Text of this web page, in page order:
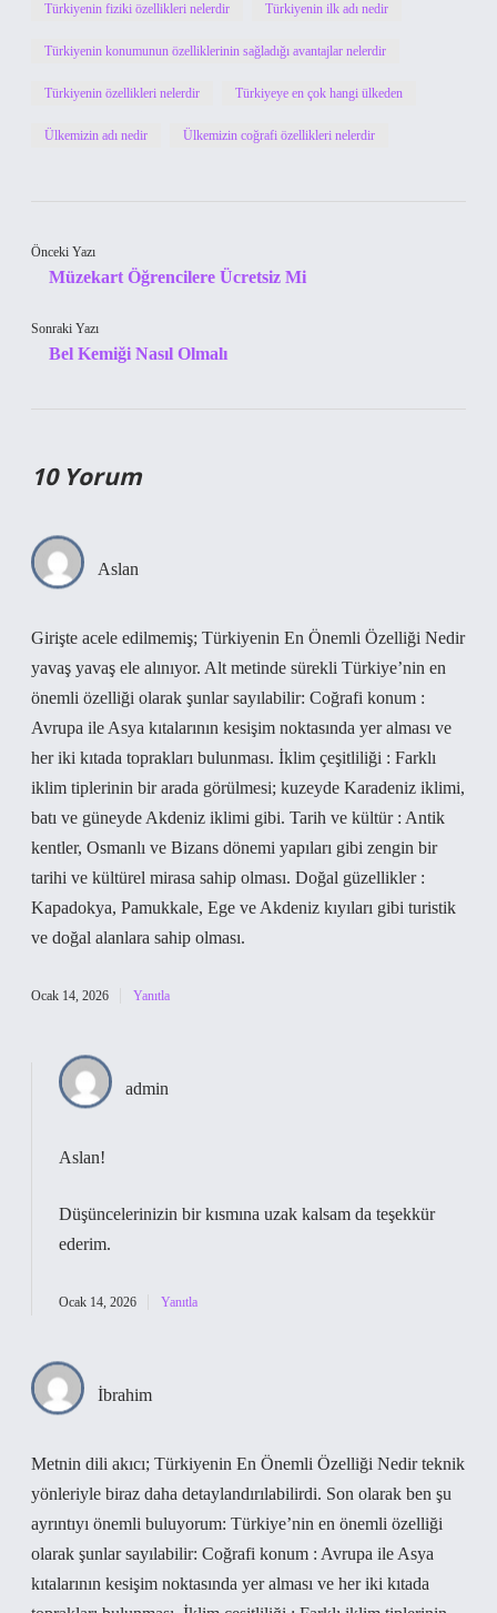
Türkiyenin fiziki özellikleri nelerdir Türkiyenin ilk adı nedir
Türkiyenin konumunun özelliklerinin sağladığı avantajlar nelerdir
Türkiyenin özellikleri nelerdir Türkiyeye en çok hangi ülkeden
Ülkemizin adı nedir Ülkemizin coğrafi özellikleri nelerdir
Önceki Yazı
Müzekart Öğrencilere Ücretsiz Mi
Sonraki Yazı
Bel Kemiği Nasıl Olmalı
10 Yorum
Aslan
Girişte acele edilmemiş; Türkiyenin En Önemli Özelliği Nedir
yavaş yavaş ele alınıyor. Alt metinde sürekli Türkiye’nin en
önemli özelliği olarak şunlar sayılabilir: Coğrafi konum :
Avrupa ile Asya kıtalarının kesişim noktasında yer alması ve
her iki kıtada toprakları bulunması. İklim çeşitliliği : Farklı
iklim tiplerinin bir arada görülmesi; kuzeyde Karadeniz iklimi,
batı ve güneyde Akdeniz iklimi gibi. Tarih ve kültür : Antik
kentler, Osmanlı ve Bizans dönemi yapıları gibi zengin bir
tarihi ve kültürel mirasa sahip olması. Doğal güzellikler :
Kapadokya, Pamukkale, Ege ve Akdeniz kıyıları gibi turistik
ve doğal alanlara sahip olması.
Ocak 14, 2026 Yanıtla
admin
Aslan!
Düşüncelerinizin bir kısmına uzak kalsam da teşekkür
ederim.
Ocak 14, 2026 Yanıtla
İbrahim
Metnin dili akıcı; Türkiyenin En Önemli Özelliği Nedir teknik
yönleriyle biraz daha detaylandırılabilirdi. Son olarak ben şu
ayrıntıyı önemli buluyorum: Türkiye’nin en önemli özelliği
olarak şunlar sayılabilir: Coğrafi konum : Avrupa ile Asya
kıtalarının kesişim noktasında yer alması ve her iki kıtada